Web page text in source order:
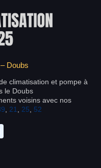
Doubs
climatisation et pompe à
le Doubs
voisins avec nos
21 25 52